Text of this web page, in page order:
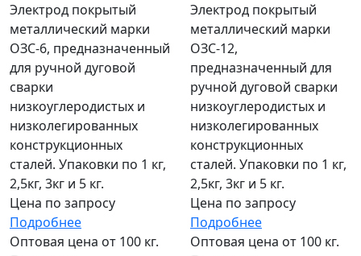
Электрод покрытый
металлический марки
ОЗС-6, предназначенный
для ручной дуговой
сварки
низкоуглеродистых и
низколегированных
конструкционных
сталей. Упаковки по 1 кг,
2,5кг, 3кг и 5 кг.
Цена по запросу
Подробнее
Оптовая цена от 100 кг.
Электрод покрытый
металлический марки
ОЗС-12,
предназначенный для
ручной дуговой сварки
низкоуглеродистых и
низколегированных
конструкционных
сталей. Упаковки по 1 кг,
2,5кг, 3кг и 5 кг.
Цена по запросу
Подробнее
Оптовая цена от 100 кг.